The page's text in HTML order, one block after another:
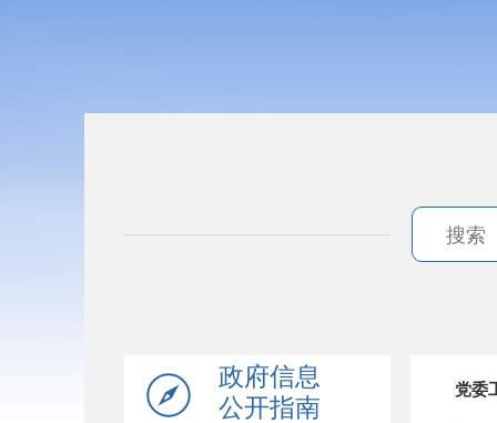
政府信息
公开指南
党委